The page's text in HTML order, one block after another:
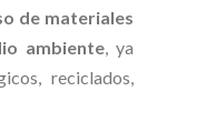
de materiales
ambiente, ya
reciclados,